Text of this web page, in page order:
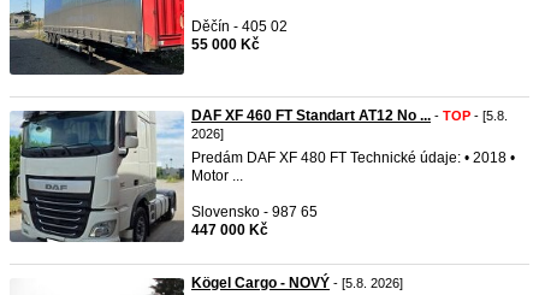
Děčín - 405 02
55 000 Kč
DAF XF 460 FT Standart AT12 No ... - TOP - [5.8.
2026]
Predám DAF XF 480 FT Technické údaje: • 2018 •
Motor ...
Slovensko - 987 65
447 000 Kč
Kögel Cargo - NOVÝ - [5.8. 2026]